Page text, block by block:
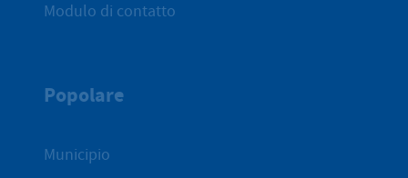
Modulo di contatto
Popolare
Municipio